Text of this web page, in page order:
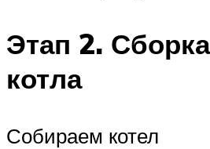
Этап 2.
котла
Собираем котел